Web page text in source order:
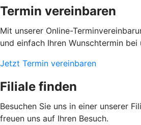
Termin vereinbaren
Mit unserer Online-
und einfach Ihren Wunschtermin bei
Jetzt Termin vereinbaren
Filiale finden
Besuchen Sie uns in einer unserer
freuen uns auf Ihren Besuch.